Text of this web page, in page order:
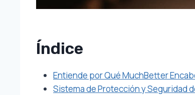
Índice
Entiende por Qué MuchBetter
Sistema de Protección y Seguridad